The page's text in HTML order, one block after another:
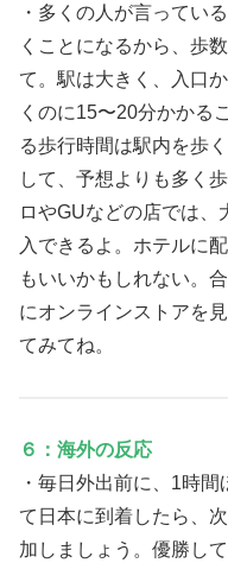
・多くの人が言ってい
くことになるから、歩
て。駅は大きく、入口
くのに15〜20分かかる
る歩行時間は駅内を歩
して、予想よりも多く
ロやGUなどの店では
入できるよ。ホテルに
もいいかもしれない。
にオンラインストアを
てみてね。
６：海外の反応
・毎日外出前に、1時
て日本に到着したら、
加しましょう。優勝し